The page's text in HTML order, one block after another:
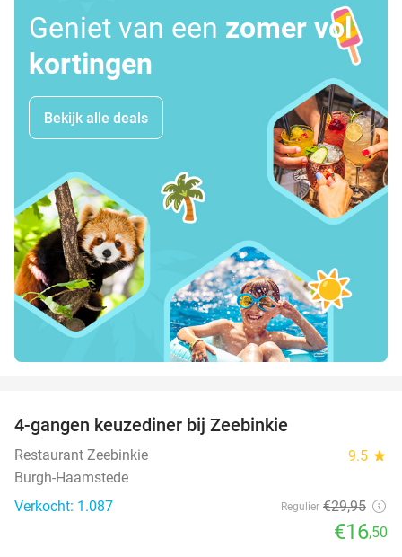
Geniet van een zomer vol
kortingen
Bekijk alle deals
4-gangen keuzediner bij Zeebinkie
Restaurant Zeebinkie 9.5 star
Burgh-Haamstede
Verkocht: 1.087
Regulier €29,95
€16,50